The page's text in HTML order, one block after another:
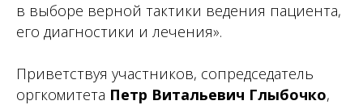
в выборе верной тактики ведения пациента,
его диагностики и лечения».
Приветствуя участников, сопредседатель
оргкомитета Петр Витальевич Глыбочко,